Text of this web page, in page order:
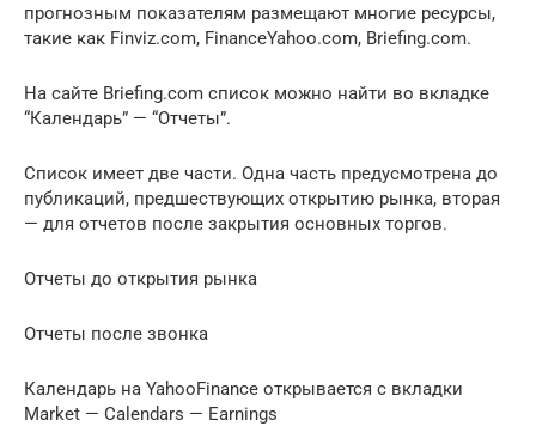
прогнозным показателям размещают многие ресурсы,
такие как Finviz.com, FinanceYahoo.com, Briefing.com.
На сайте Briefing.com список можно найти во вкладке
“Календарь” — “Отчеты”.
Список имеет две части. Одна часть предусмотрена до
публикаций, предшествующих открытию рынка, вторая
— для отчетов после закрытия основных торгов.
Отчеты до открытия рынка
Отчеты после звонка
Календарь на YahooFinance открывается с вкладки
Market — Calendars — Earnings